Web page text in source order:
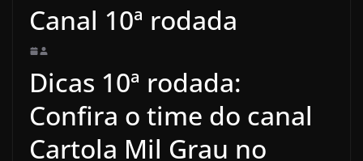
Canal 10ª rodada
Dicas 10ª rodada:
Confira o time do canal
Cartola Mil Grau no